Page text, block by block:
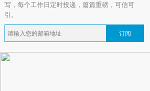
写，每个工作日定时投递，篇篇重磅，可信可
引。
订阅